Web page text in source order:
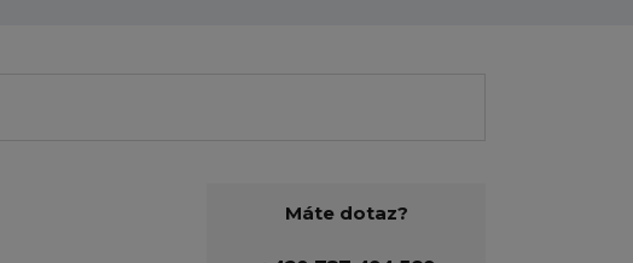
Máte dotaz?